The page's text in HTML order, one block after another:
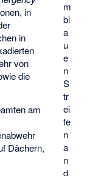
m
bl
a
u
e
n
S
tr
ei
fe
n
a
n
d
in
in
von
die
am
Dächern,